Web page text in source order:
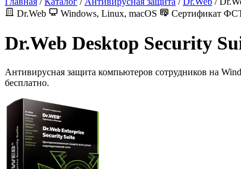
Dr.Web
Windows, Linux, macOS Сертификат
Dr.Web Desktop Security
Антивирусная защита компьютеров сотрудников на
бесплатно.